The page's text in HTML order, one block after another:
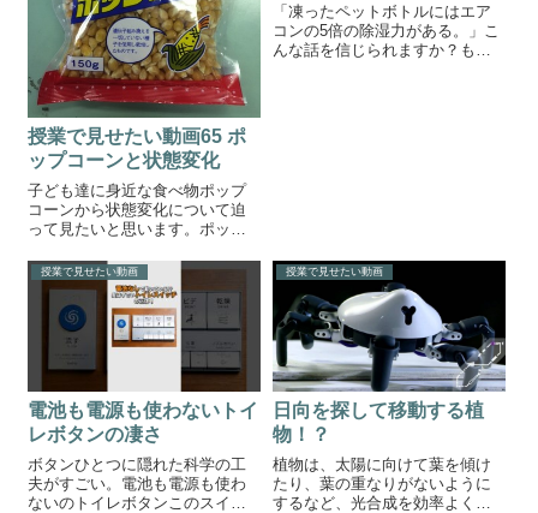
授業で見せたい動画65 ポ
ップコーンと状態変化
子ども達に身近な食べ物ポップ
コーンから状態変化について迫
って見たいと思います。ポップ
ずは生徒にポップコーンをみせ
ます。子どもによってはポップ
コーンの原材料がトウモロコシ
だと知らないかもしれません。
②次にポップコー...
「凍ったペットボトルにはエア
コンの5倍の除湿力がある。」こ
んな話を信じられますか？も
授業で見せたい動画
電池も電源も使わないトイ
レボタンの凄さ
ボタンひとつに隠れた科学の工
夫がすごい。電池も電源も使わ
ないのトイレボタンこのスイッ
授業で見せたい動画
日向を探して移動する植
物！？
植物は、太陽に向けて葉を傾け
たり、葉の重なりがないように
するなど、光合成を効率よく行